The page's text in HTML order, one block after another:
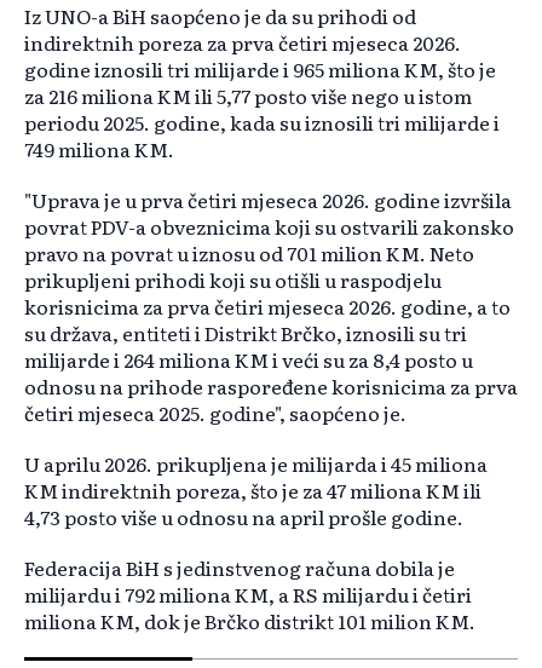
Iz UNO-a BiH saopćeno je da su prihodi od
indirektnih poreza za prva četiri mjeseca 2026.
godine iznosili tri milijarde i 965 miliona KM, što je
za 216 miliona KM ili 5,77 posto više nego u istom
periodu 2025. godine, kada su iznosili tri milijarde i
749 miliona KM.
"Uprava je u prva četiri mjeseca 2026. godine izvršila
povrat PDV-a obveznicima koji su ostvarili zakonsko
pravo na povrat u iznosu od 701 milion KM. Neto
prikupljeni prihodi koji su otišli u raspodjelu
korisnicima za prva četiri mjeseca 2026. godine, a to
su država, entiteti i Distrikt Brčko, iznosili su tri
milijarde i 264 miliona KM i veći su za 8,4 posto u
odnosu na prihode raspoređene korisnicima za prva
četiri mjeseca 2025. godine", saopćeno je.
U aprilu 2026. prikupljena je milijarda i 45 miliona
KM indirektnih poreza, što je za 47 miliona KM ili
4,73 posto više u odnosu na april prošle godine.
Federacija BiH s jedinstvenog računa dobila je
milijardu i 792 miliona KM, a RS milijardu i četiri
miliona KM, dok je Brčko distrikt 101 milion KM.